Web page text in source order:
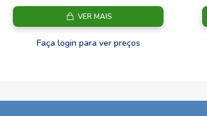
VER MAIS
Faça login para ver preços